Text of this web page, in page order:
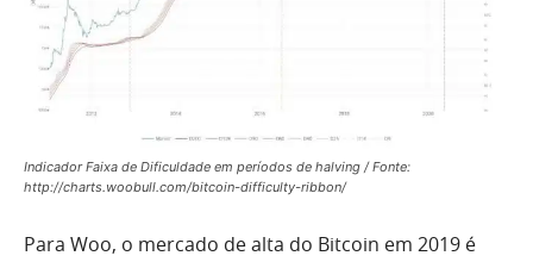
Indicador Faixa de Dificuldade em períodos de halving / Fonte:
http://charts.woobull.com/bitcoin-difficulty-ribbon/
Para Woo, o mercado de alta do Bitcoin em 2019 é